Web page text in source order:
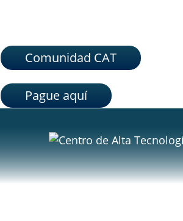
Comunidad CAT
Pague aquí